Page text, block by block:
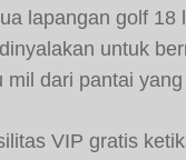
lapangan golf 18
untuk
mil dari pantai
VIP gratis